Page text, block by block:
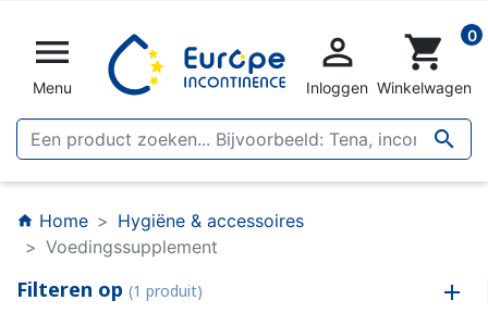

Menu


Inloggen
shopping_cart 0
Winkelwagen
home Home
Hygiëne & accessoires
Voedingssupplement
Filteren op (1 produit)